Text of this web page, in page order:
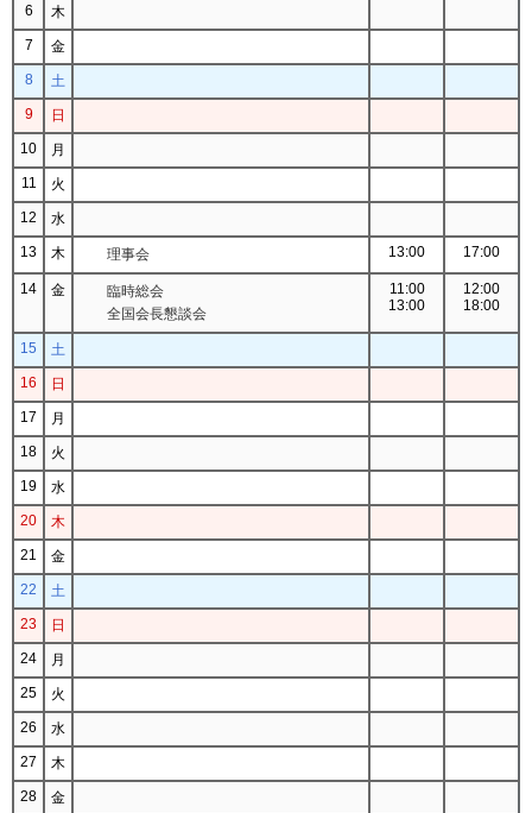
6
木
7
金
8
土
9
日
10
月
11
火
12
水
13
木 理事会 13:00 17:00
14 金
臨時総会
全国会長懇談会
11:00
13:00
12:00
18:00
15
土
16
日
17
月
18
火
19
水
20
木
21
金
22
土
23
日
24
月
25
火
26
水
27
木
28
金